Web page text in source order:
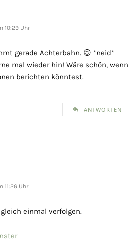
10:29 Uhr
gerade Achterbahn. 😉 *neid*
mal wieder hin! Wäre schön, wenn
berichten könntest.
ANTWORTEN
11:26 Uhr
einmal verfolgen.